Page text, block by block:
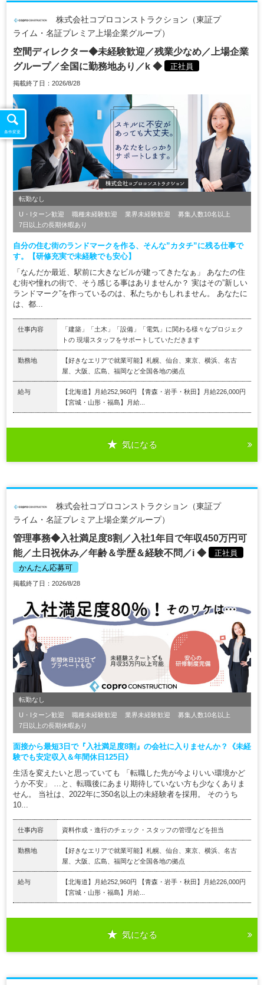
株式会社コプロコンストラクション（東証プ
ライム・名証プレミア上場企業グループ）
空間ディレクター◆未経験歓迎／残業少なめ／上場企業
グループ／全国に勤務地あり／k ◆
正社員
掲載終了日：2026/8/28
転勤なし
U・Iターン歓迎 職種未経験歓迎 業界未経験歓迎
募集人数10名以上
7日以上の長期休暇あり
自分の住む街のランドマークを作る、そんな”カタチ”に残る仕事で
す。【研修充実で未経験でも安心】
「なんだか最近、駅前に大きなビルが建ってきたなぁ」 あなたの住
む街や憧れの街で、そう感じる事はありませんか？ 実はその”新しい
ランドマーク”を作っているのは、私たちかもしれません。 あなたに
は、都...
仕事内容
「建築」「土木」「設備」「電気」に関わる様々なプロジェク
トの 現場スタッフをサポートしていただきます
勤務地
【好きなエリアで就業可能】札幌、仙台、東京、横浜、名古
屋、大阪、広島、福岡など全国各地の拠点
給与
【北海道】月給252,960円 【青森・岩手・秋田】月給226,000円
【宮城・山形・福島】月給...
気になる
株式会社コプロコンストラクション（東証プ
ライム・名証プレミア上場企業グループ）
管理事務◆入社満足度8割／入社1年目で年収450万円可
能／土日祝休み／年齢＆学歴＆経験不問／i ◆
正社員
かんたん応募可
掲載終了日：2026/8/28
転勤なし
U・Iターン歓迎 職種未経験歓迎 業界未経験歓迎
募集人数10名以上
7日以上の長期休暇あり
面接から最短3日で『入社満足度8割』の会社に入りませんか？《未経
験でも安定収入＆年間休日125日》
生活を変えたいと思っていても 「転職した先が今よりいい環境かど
うか不安」 …と、転職後にあまり期待していない方も少なくありま
せん。 当社は、2022年に350名以上の未経験者を採用。 そのうち
10...
仕事内容 資料作成・進行のチェック・スタッフの管理などを担当
勤務地
【好きなエリアで就業可能】札幌、仙台、東京、横浜、名古
屋、大阪、広島、福岡など全国各地の拠点
給与
【北海道】月給252,960円 【青森・岩手・秋田】月給226,000円
【宮城・山形・福島】月給...
気になる
条件変更